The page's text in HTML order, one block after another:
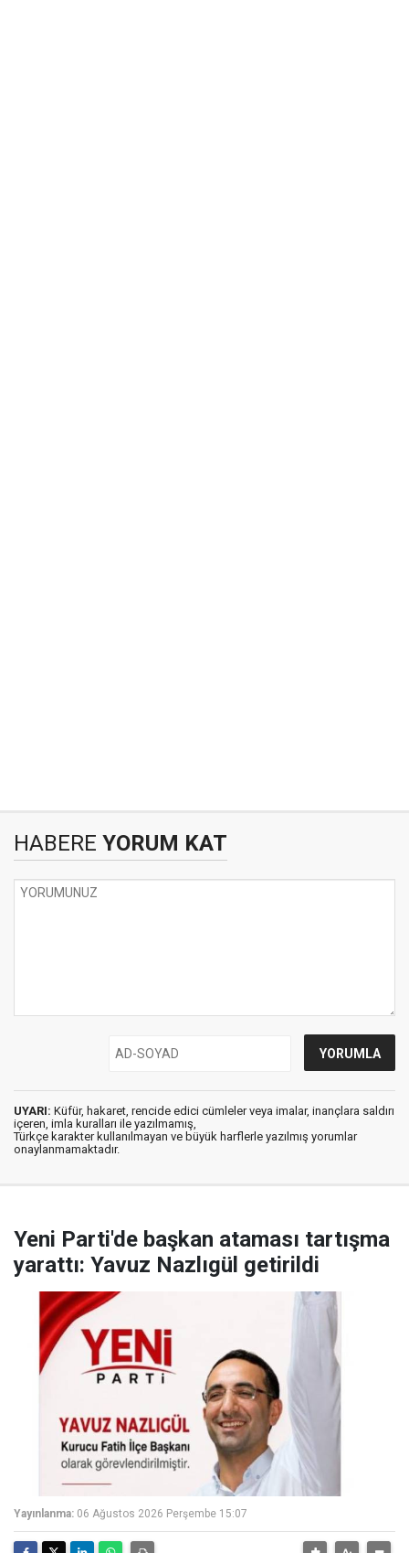
HABERE YORUM KAT
UYARI: Küfür, hakaret, rencide edici cümleler veya imalar, inançlara saldırı
içeren, imla kuralları ile yazılmamış,
Türkçe karakter kullanılmayan ve büyük harflerle yazılmış yorumlar
onaylanmamaktadır.
Yeni Parti'de başkan ataması tartışma
yarattı: Yavuz Nazlıgül getirildi
Yayınlanma: 06 Ağustos 2026 Perşembe 15:07